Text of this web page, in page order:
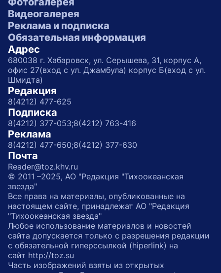
Видеогалерея
Реклама и подписка
Обязательная информация
Адрес
680038 г. Хабаровск, ул. Серышева, 31, корпус А,
офис 27(вход с ул. Джамбула) корпус Б(вход с ул.
Шмидта)
Редакция
8(4212) 477-625
Подписка
8(4212) 377-053;8(4212) 763-416
Реклама
8(4212) 477-650;8(4212) 377-630
Почта
Reader@toz.khv.ru
© 2011 –2025, АО "Редакция "Тихоокеанская
звезда"
Все права на материалы, опубликованные на
настоящем сайте, принадлежат АО "Редакция
"Тихоокеанская звезда"
Любое использование материалов и новостей
сайта допускается только с разрешения редакции
с обязательной гиперссылкой (hiperlink) на
сайт http://toz.su
Часть изображений взяты из открытых